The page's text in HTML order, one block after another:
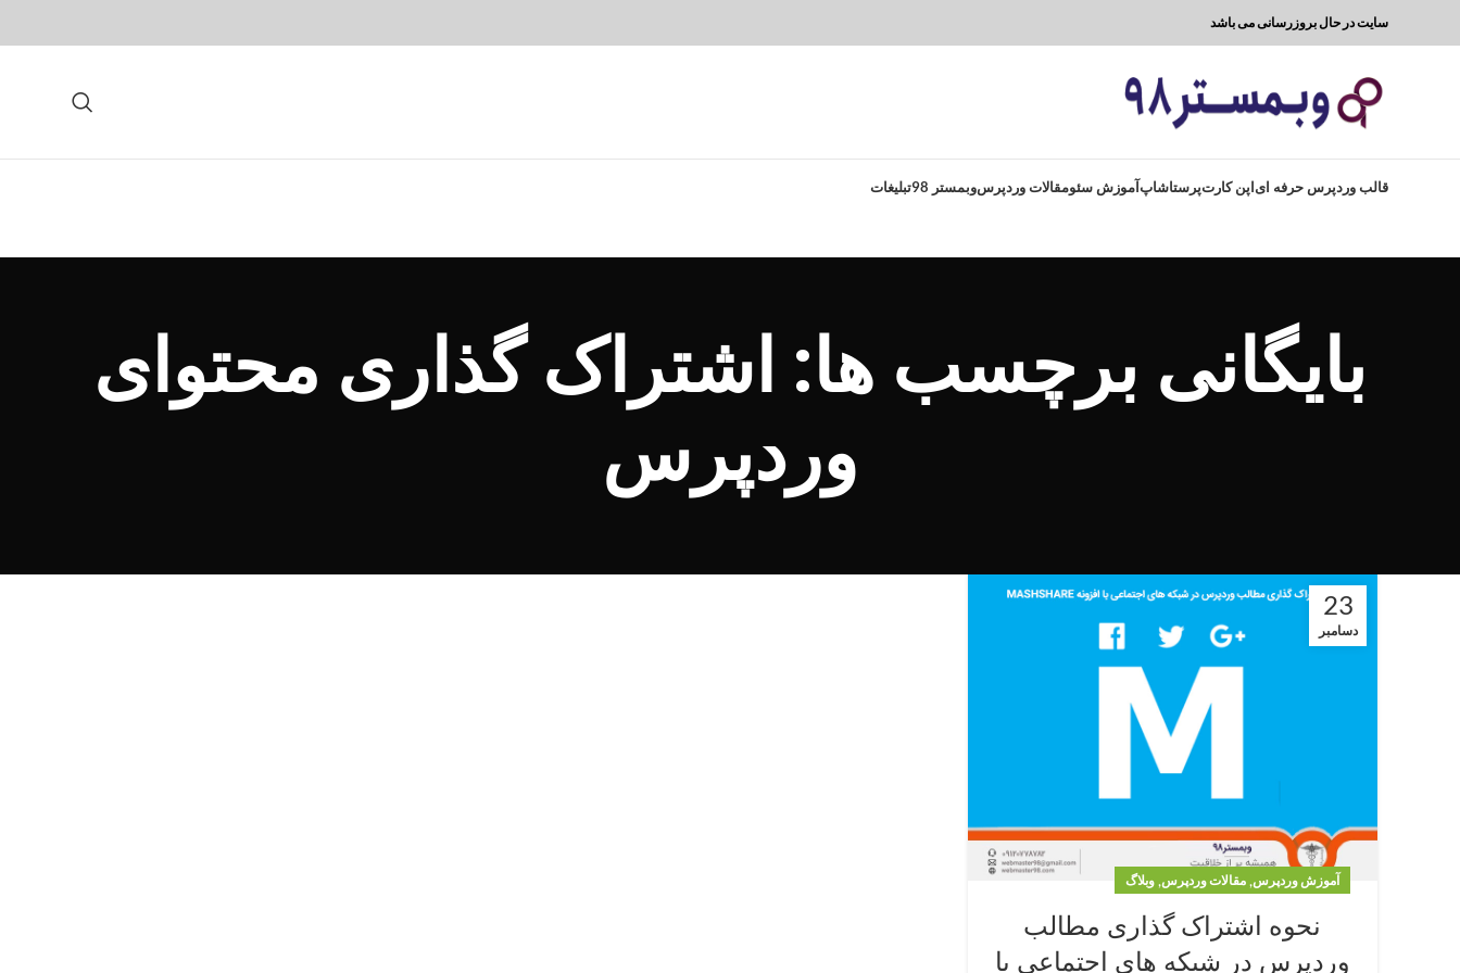
سایت در حال بروزرسانی می باشد
قالب وردپرس حرفه ایاپن کارتپرستاشاپآموزش سئومقالات وردپرسوبمستر 98 تبلیغات
بایگانی برچسب ها: اشتراک گذاری محتوای
وردپرس
23
دسامبر
آموزش وردپرس, مقالات وردپرس, وبلاگ
نحوه اشتراک گذاری مطالب
وردپرس در شبکه های اجتماعی با